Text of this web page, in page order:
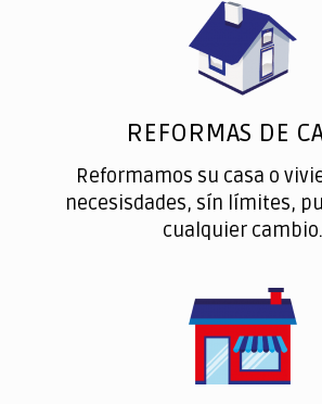
REFORMAS DE
Reformamos su casa o
necesisdades, sín límites,
cualquier cambio.